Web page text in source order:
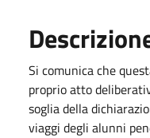
Si comunica che
proprio atto
soglia della
viaggi degli alunni